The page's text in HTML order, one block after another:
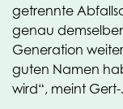
getrennte
genau
Generation
guten Namen
wird“, meint